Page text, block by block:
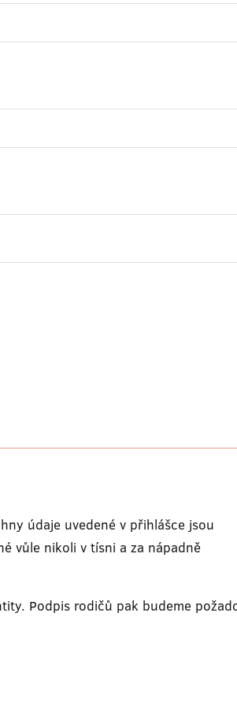
údaje uvedené v přihlášce jsou
vůle nikoli v tísni a za nápadně
Podpis rodičů pak budeme